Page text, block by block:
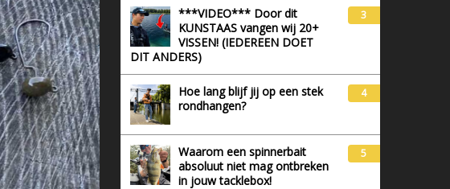
***VIDEO*** Door dit
KUNSTAAS vangen wij 20+
VISSEN! (IEDEREEN DOET
DIT ANDERS)
3
Hoe lang blijf jij op een stek
rondhangen?
4
Waarom een spinnerbait
absoluut niet mag ontbreken
in jouw tacklebox!
5